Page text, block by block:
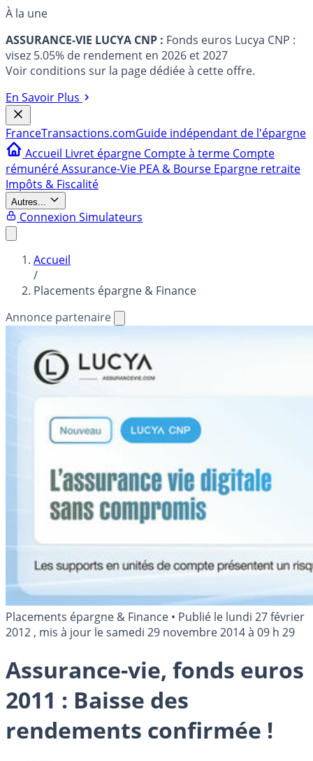
À la une
ASSURANCE-VIE LUCYA CNP : Fonds euros Lucya CNP :
visez 5.05% de rendement en 2026 et 2027
Voir conditions sur la page dédiée à cette offre.
En Savoir Plus
FranceTransactions.comGuide indépendant de l'épargne
Accueil Livret épargne Compte à terme Compte
rémunéréAssurance-Vie PEA & Bourse Epargne retraite
Impôts & Fiscalité
Autres...
Connexion Simulateurs
Accueil
/
Placements épargne & Finance
Annonce partenaire
Placements épargne & Finance • Publié le lundi 27 février
2012 , mis à jour lesamedi 29 novembre 2014 à 09 h 29
Assurance-vie, fonds euros
2011 : Baisse des
rendements confirmée !